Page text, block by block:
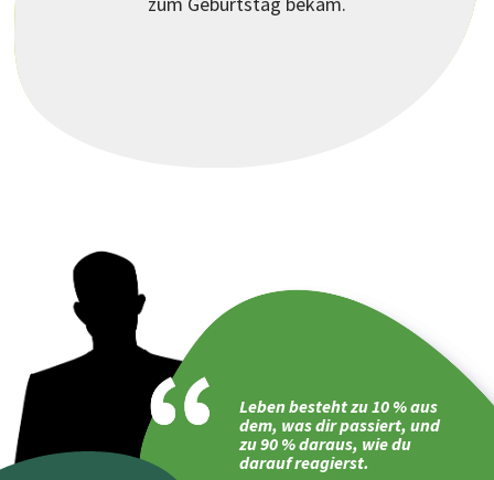
Leben besteht zu 10 % aus
dem, was dir passiert, und
zu 90 % daraus, wie du
darauf reagierst.